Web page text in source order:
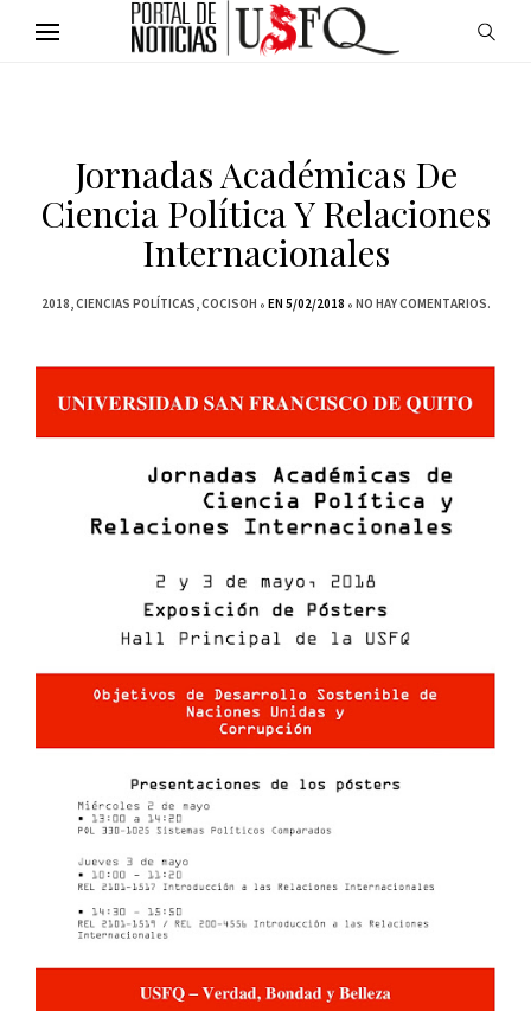
Jornadas Académicas De
Ciencia Política Y Relaciones
Internacionales
2018 CIENCIAS POLÍTICAS COCISOH EN 5/02/2018 NO HAY COMENTARIOS.